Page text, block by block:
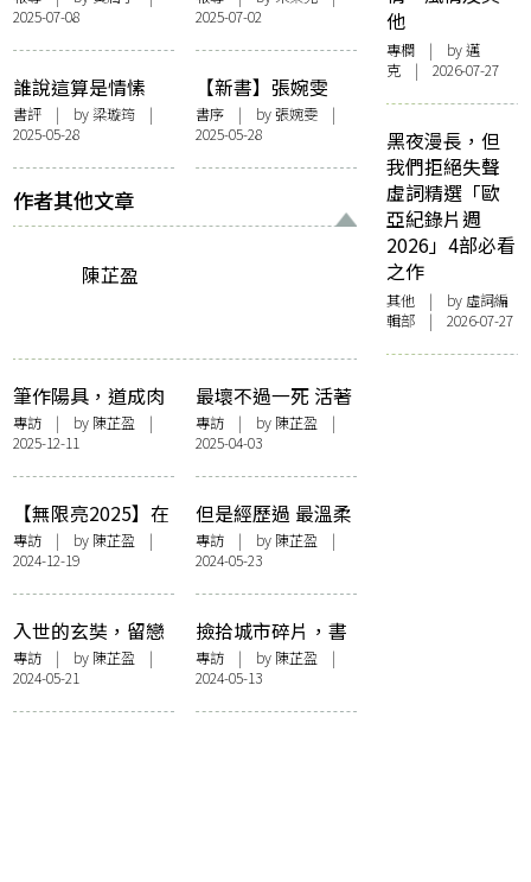
Side ——張婉雯
《有心人》新書分
享會 feat. 陳慧
2025-07-08
張婉雯X永若晴
《有心人》新書分
享會
2025-07-02
誰說這算是情愫
——談張婉雯的
《有心人》
書評 | by梁璇筠 |
2025-05-28
【新書】張婉雯
《有心人》——
〈無需要太多〉、
後記〈這些年來〉
書序| by張婉雯|
2025-05-28
作者其他文章
陳芷盈
筆作陽具，道成肉
身——訪崑南天地
人最終章《去年人
間世》
專訪 | by 陳芷盈 |
2025-12-11
最壞不過一死 活著
就有路 一個人的破
地獄之路——訪黃
詠詩《破地獄與白
菊花》
專訪| by 陳芷盈 |
2025-04-03
【無限亮2025】在
盲人按摩店來一場
「躲貓貓」之舞
——訪舞蹈家何其
沃
專訪 | by 陳芷盈 |
2024-12-19
但是經歷過 最溫柔
共震——訪三宅唱
《長夜盡頭的微
光》
專訪| by 陳芷盈 |
2024-05-23
入世的玄奘，留戀
良夜的過客——專
訪蔡明亮《無所
住》
專訪 | by 陳芷盈 |
2024-05-21
撿拾城市碎片，書
寫當下的我們——
周丹楓《喧嘩的碎
片》
專訪| by 陳芷盈 |
2024-05-13
他
專欄 | by邁
克 | 2026-07-27
黑夜漫長，但
我們拒絕失聲
虛詞精選「歐
亞紀錄片週
2026」4部必看
之作
其他 | by 虛詞編
輯部 | 2026-07-27